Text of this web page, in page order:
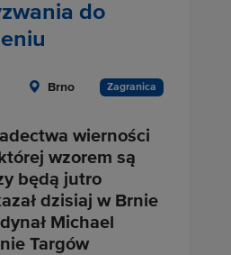
do
Brno Zagranica
wierności
wzorem są
będą jutro
dzisiaj w Brnie
Michael
Targów